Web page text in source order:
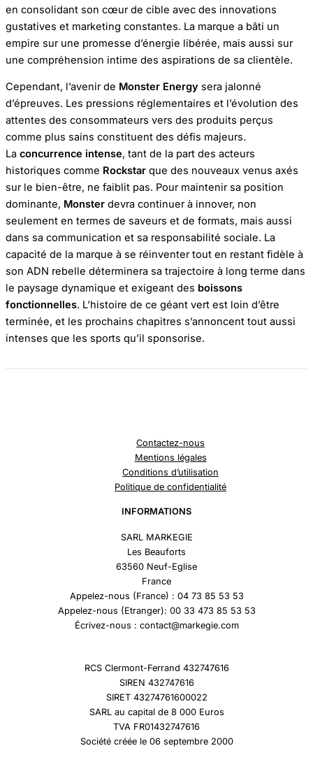
en consolidant son cœur de cible avec des innovations
gustatives et marketing constantes. La marque a bâti un
empire sur une promesse d’énergie libérée, mais aussi sur
une compréhension intime des aspirations de sa clientèle.
Cependant, l’avenir de Monster Energy sera jalonné
d’épreuves. Les pressions réglementaires et l’évolution des
attentes des consommateurs vers des produits perçus
comme plus sains constituent des défis majeurs.
La concurrence intense, tant de la part des acteurs
historiques comme Rockstar que des nouveaux venus axés
sur le bien-être, ne faiblit pas. Pour maintenir sa position
dominante, Monster devra continuer à innover, non
seulement en termes de saveurs et de formats, mais aussi
dans sa communication et sa responsabilité sociale. La
capacité de la marque à se réinventer tout en restant fidèle à
son ADN rebelle déterminera sa trajectoire à long terme dans
le paysage dynamique et exigeant des boissons
fonctionnelles. L’histoire de ce géant vert est loin d’être
terminée, et les prochains chapitres s’annoncent tout aussi
intenses que les sports qu’il sponsorise.
Contactez-nous
Mentions légales
Conditions d’utilisation
Politique de confidentialité
INFORMATIONS
SARL MARKEGIE
Les Beauforts
63560 Neuf-Eglise
France
Appelez-nous (France) : 04 73 85 53 53
Appelez-nous (Etranger): 00 33 473 85 53 53
Écrivez-nous : contact@markegie.com
RCS Clermont-Ferrand 432747616
SIREN 432747616
SIRET 43274761600022
SARL au capital de 8 000 Euros
TVA FR01432747616
Société créée le 06 septembre 2000